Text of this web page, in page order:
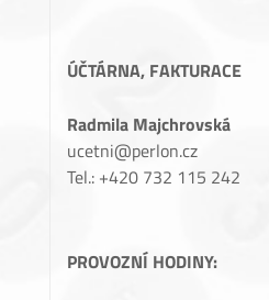
ÚČTÁRNA, FAKTURACE
Radmila Majchrovská
ucetni@perlon.cz
Tel.: +420 732 115 242
PROVOZNÍ HODINY: